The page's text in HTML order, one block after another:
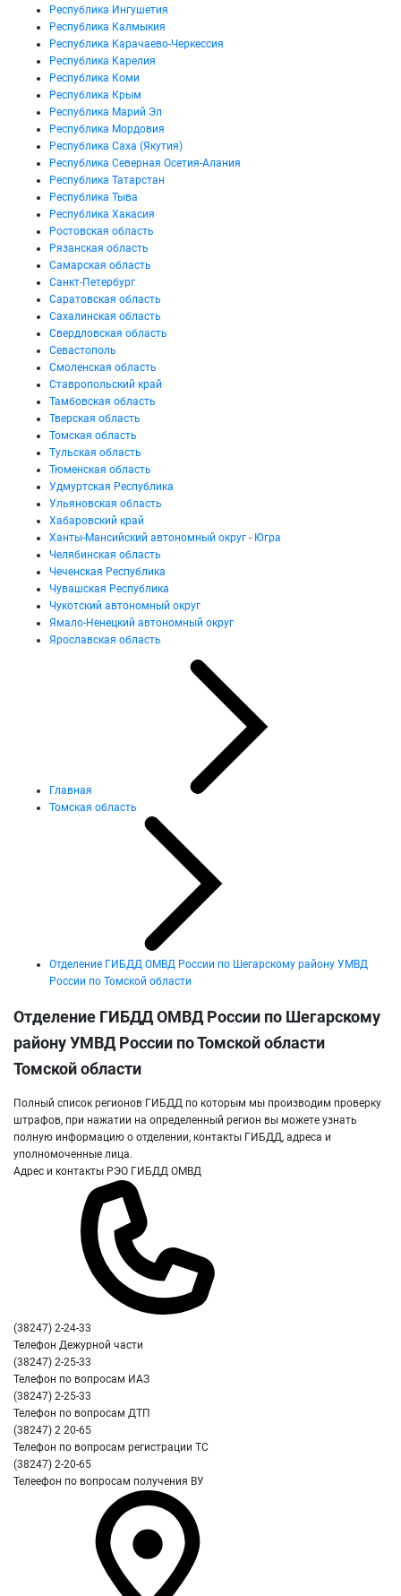
Республика Ингушетия
Республика Калмыкия
Республика Карачаево-Черкессия
Республика Карелия
Республика Коми
Республика Крым
Республика Марий Эл
Республика Мордовия
Республика Саха (Якутия)
Республика Северная Осетия-Алания
Республика Татарстан
Республика Тыва
Республика Хакасия
Ростовская область
Рязанская область
Самарская область
Санкт-Петербург
Саратовская область
Сахалинская область
Свердловская область
Севастополь
Смоленская область
Ставропольский край
Тамбовская область
Тверская область
Томская область
Тульская область
Тюменская область
Удмуртская Республика
Ульяновская область
Хабаровский край
Ханты-Мансийский автономный округ - Югра
Челябинская область
Чеченская Республика
Чувашская Республика
Чукотский автономный округ
Ямало-Ненецкий автономный округ
Ярославская область
Главная
Томская область
Отделение ГИБДД ОМВД России по Шегарскому району УМВД
России по Томской области
Отделение ГИБДД ОМВД России по Шегарскому
району УМВД России по Томской области
Томской области
Полный список регионов ГИБДД по которым мы производим проверку
штрафов, при нажатии на определенный регион вы можете узнать
полную информацию о отделении, контакты ГИБДД, адреса и
уполномоченные лица.
Адрес и контакты РЭО ГИБДД ОМВД
(38247) 2-24-33
Телефон Дежурной части
(38247) 2-25-33
Телефон по вопросам ИАЗ
(38247) 2-25-33
Телефон по вопросам ДТП
(38247) 2 20-65
Телефон по вопросам регистрации ТС
(38247) 2-20-65
Телеефон по вопросам получения ВУ